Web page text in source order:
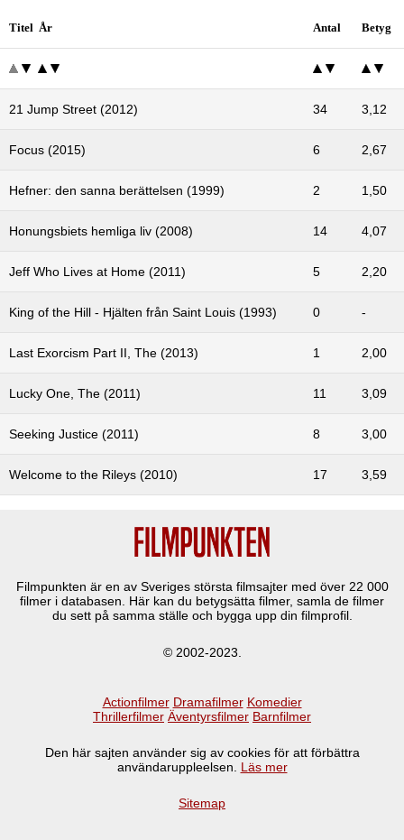
Titel År Antal Betyg
21 Jump Street (2012) 34 3,12
Focus (2015) 6 2,67
Hefner: den sanna berättelsen (1999) 2 1,50
Honungsbiets hemliga liv (2008) 14 4,07
Jeff Who Lives at Home (2011) 5 2,20
King of the Hill - Hjälten från Saint Louis (1993) 0 -
Last Exorcism Part II, The (2013) 1 2,00
Lucky One, The (2011) 11 3,09
Seeking Justice (2011) 8 3,00
Welcome to the Rileys (2010) 17 3,59
Filmpunkten är en av Sveriges största filmsajter med över 22 000
filmer i databasen. Här kan du betygsätta filmer, samla de filmer
du sett på samma ställe och bygga upp din filmprofil.
© 2002-2023.
Actionfilmer Dramafilmer Komedier
Thrillerfilmer Äventyrsfilmer Barnfilmer
Den här sajten använder sig av cookies för att förbättra
användaruppleelsen. Läs mer
Sitemap